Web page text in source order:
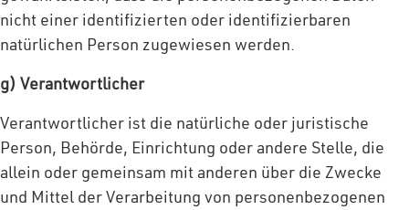
nicht einer identifizierten oder identifizierbaren
natürlichen Person zugewiesen werden.
g) Verantwortlicher
Verantwortlicher ist die natürliche oder juristische
Person, Behörde, Einrichtung oder andere Stelle, die
allein oder gemeinsam mit anderen über die Zwecke
und Mittel der Verarbeitung von personenbezogenen